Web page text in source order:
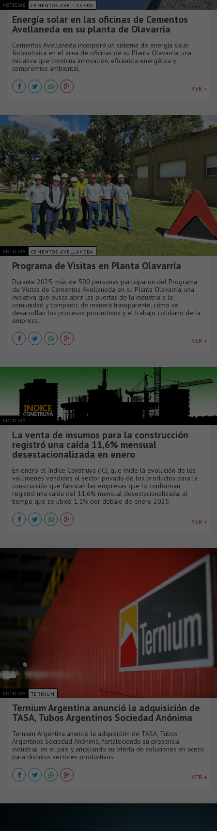
NOTICIAS CEMENTOS AVELLANEDA
Energía solar en las oficinas de Cementos
Avellaneda en su planta de Olavarría
Cementos Avellaneda incorporó un sistema de energía solar
fotovoltaica en el área de oficinas de su Planta Olavarría, una
iniciativa que combina innovación, eficiencia energética y
compromiso ambiental.
VER +
NOTICIAS CEMENTOS AVELLANEDA
Programa de Visitas en Planta Olavarría
Durante 2025, más de 500 personas participaron del Programa
de Visitas de Cementos Avellaneda en su Planta Olavarría, una
iniciativa que busca abrir las puertas de la industria a la
comunidad y compartir, de manera transparente, cómo se
desarrollan los procesos productivos y el trabajo cotidiano de la
empresa.
VER +
NOTICIAS
La venta de insumos para la construcción
registró una caída 11,6% mensual
desestacionalizada en enero
En enero el Índice Construya (IC), que mide la evolución de los
volúmenes vendidos al sector privado de los productos para la
construcción que fabrican las empresas que lo conforman,
registró una caída del 11,6% mensual desestacionalizada, al
tiempo que se ubicó 1,1% por debajo de enero 2025.
VER +
NOTICIAS TERNIUM
Ternium Argentina anunció la adquisición de
TASA, Tubos Argentinos Sociedad Anónima
Ternium Argentina anunció la adquisición de TASA, Tubos
Argentinos Sociedad Anónima, fortaleciendo su presencia
industrial en el país y ampliando su oferta de soluciones en acero
para distintos sectores productivos.
VER +